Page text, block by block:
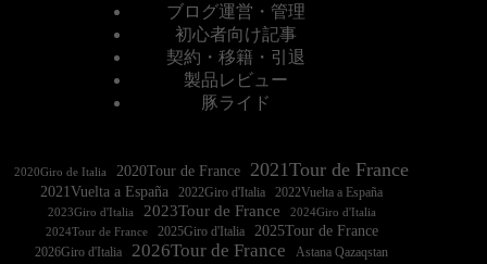
ブログ運営・管理
初心者向け記事
契約・移籍・引退
製品レビュー
豚ライド
2020Giro de Italia 2020Tour de France 2021Tour de France
2021Vuelta a España 2022Vuelta a España
2023Giro d'Italia 2023Tour de France
2024Giro d'Italia‏
2024Tour de France
2025Giro d'Italia 2025Tour de France
2026Giro d'Italia 2026Tour de France Astana Qazaqstan